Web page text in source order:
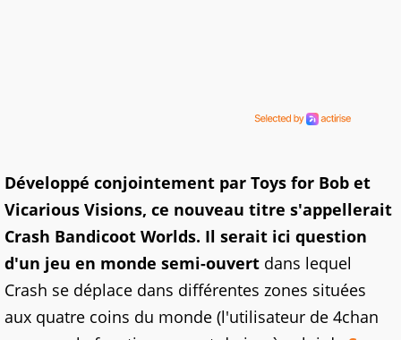
Développé conjointement par Toys for Bob et
Vicarious Visions, ce nouveau titre s'appellerait
Crash Bandicoot Worlds. Il serait ici question
d'un jeu en monde semi-ouvert dans lequel
Crash se déplace dans différentes zones situées
aux quatre coins du monde (l'utilisateur de 4chan